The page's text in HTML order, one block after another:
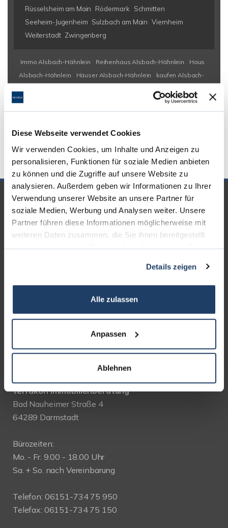
Diese Webseite verwendet Cookies
Wir verwenden Cookies, um Inhalte und Anzeigen zu
personalisieren, Funktionen für soziale Medien anbieten
zu können und die Zugriffe auf unsere Website zu
analysieren. Außerdem geben wir Informationen zu Ihrer
Verwendung unserer Website an unsere Partner für
soziale Medien, Werbung und Analysen weiter. Unsere
Partner führen diese Informationen möglicherweise mit
weiteren Daten zusammen, die Sie ihnen bereitgestellt
Details zeigen
Alle zulassen
Anpassen
Ablehnen
Rüsselsheim am Main
Rödermark
Schmitten
Seeheim-Jugenheim Sulzbach am Main Viernheim
Weiterstadt Zwingenberg
Immo Alsbach-Hähnlein Reihenhaus Alsbach-Hähnlein
Haus
Alsbach-Hähnlein
Häuser Alsbach-Hähnlein
kaufen Alsbach-
Hähnlein
Immobilienkauf Alsbach-
UNSERE PARTNER &
AUSZEICHNUNGEN
terrakon Immobilienberatung
Bad Nauheimer Straße 4
64289 Darmstadt
Bürozeiten:
Mo. - Fr. 9.00 - 18.00 Uhr
Sa. + So. nach Vereinbarung
Telefon: 06151-734 75 950
Telefax: 06151-734 75 150